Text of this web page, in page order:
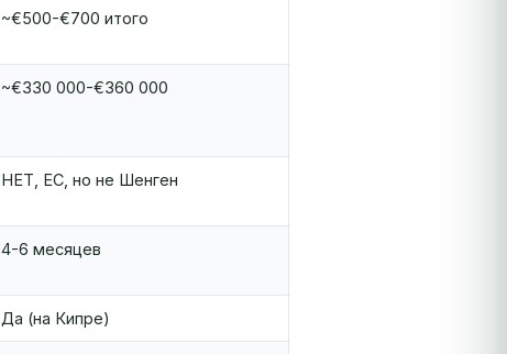
~€500-€700 итого
~€330 000-€360 000
НЕТ, ЕС, но не Шенген
4-6 месяцев
Да (на Кипре)